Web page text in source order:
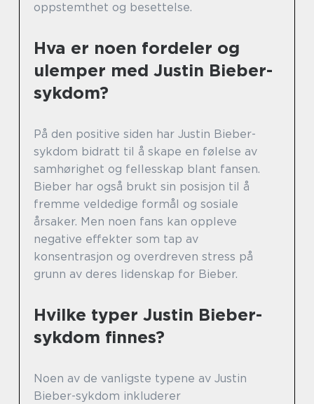
oppstemthet og besettelse.
Hva er noen fordeler og
ulemper med Justin Bieber-
sykdom?
På den positive siden har Justin Bieber-
sykdom bidratt til å skape en følelse av
samhørighet og fellesskap blant fansen.
Bieber har også brukt sin posisjon til å
fremme veldedige formål og sosiale
årsaker. Men noen fans kan oppleve
negative effekter som tap av
konsentrasjon og overdreven stress på
grunn av deres lidenskap for Bieber.
Hvilke typer Justin Bieber-
sykdom finnes?
Noen av de vanligste typene av Justin
Bieber-sykdom inkluderer